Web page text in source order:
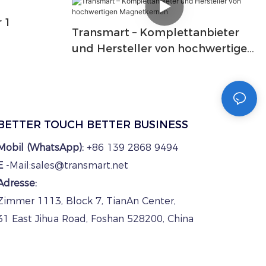
Transmart – Komplettanbieter
und Hersteller von hochwertigen
TOUCH BETTER BUSINESS
(WhatsApp): +86 139 2868 9494
-Mail:sales@transmart.net
1113, Block 7, TianAn Center,
East Jihua Road, Foshan 528200, China